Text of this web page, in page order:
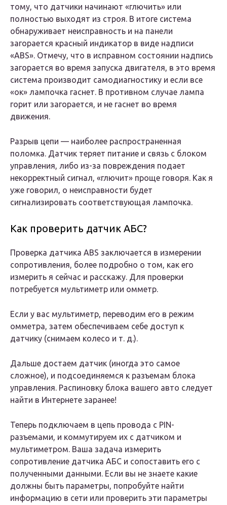
тому, что датчики начинают «глючить» или
полностью выходят из строя. В итоге система
обнаруживает неисправность и на панели
загорается красный индикатор в виде надписи
«ABS». Отмечу, что в исправном состоянии надпись
загорается во время запуска двигателя, в это время
система производит самодиагностику и если все
«ок» лампочка гаснет. В противном случае лампа
горит или загорается, и не гаснет во время
движения.
Разрыв цепи — наиболее распространенная
поломка. Датчик теряет питание и связь с блоком
управления, либо из-за повреждения подает
некорректный сигнал, «глючит» проще говоря. Как я
уже говорил, о неисправности будет
сигнализировать соответствующая лампочка.
Как проверить датчик АБС?
Проверка датчика ABS заключается в измерении
сопротивления, более подробно о том, как его
измерить я сейчас и расскажу. Для проверки
потребуется мультиметр или омметр.
Если у вас мультиметр, переводим его в режим
омметра, затем обеспечиваем себе доступ к
датчику (снимаем колесо и т. д.).
Дальше достаем датчик (иногда это самое
сложное), и подсоединяемся к разъемам блока
управления. Распиновку блока вашего авто следует
найти в Интернете заранее!
Теперь подключаем в цепь провода с PIN-
разъемами, и коммутируем их с датчиком и
мультиметром. Ваша задача измерить
сопротивление датчика АБС и сопоставить его с
полученными данными. Если вы не знаете какие
должны быть параметры, попробуйте найти
информацию в сети или проверить эти параметры